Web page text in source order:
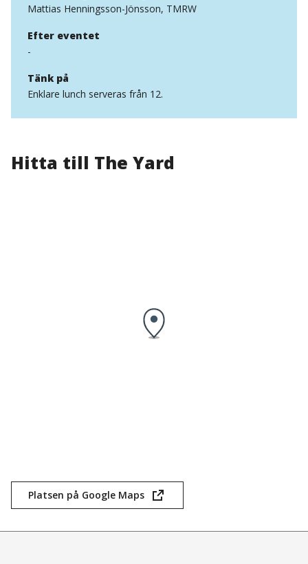
Mattias Henningsson-Jönsson, TMRW
Efter eventet
-
Tänk på
Enklare lunch serveras från 12.
Hitta till The Yard
Platsen på Google Maps
(öppnas
nytt